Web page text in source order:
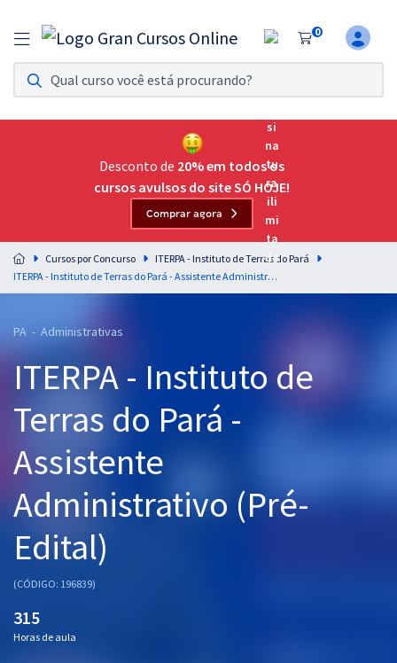
0
Assinatura Ilimitada 11
Acesso a todos os cursos. Teste grátis por 7 dias!
Assinatura OAB Até Passar
Acesso ilimitado a toda preparação para o Exame da
Residências Multiprofissionais
Preparação completa e intensiva para as principais
residências em saúde do Brasil
Cursos 20% OFF
Pós
Graduação
OAB
Mentorias
Questões grátis
Conteúdo gratuito
Desconto de 20% em todos os
cursos avulsos do site SÓ HOJE!
Comprar agora
Cursos por Concurso
ITERPA - Instituto de Terras do Pará
ITERPA - Instituto de Terras do Pará - Assistente Administrativo (Pré-Edital)
PA - Administrativas
ITERPA - Instituto de
Terras do Pará -
Assistente
Administrativo (Pré-
Edital)
(CÓDIGO: 196839)
315
Horas de aula